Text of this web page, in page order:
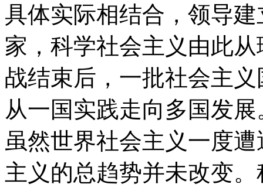
具体实际相结合，领导
家，科学社会主义由此
战结束后，一批社会主
从一国实践走向多国发
虽然世界社会主义一度
主义的总趋势并未改变